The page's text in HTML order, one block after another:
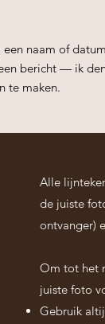
naam of
bericht — ik
te maken.
Alle
de juiste
ontvanger)
Om tot het
juiste foto
Gebruik